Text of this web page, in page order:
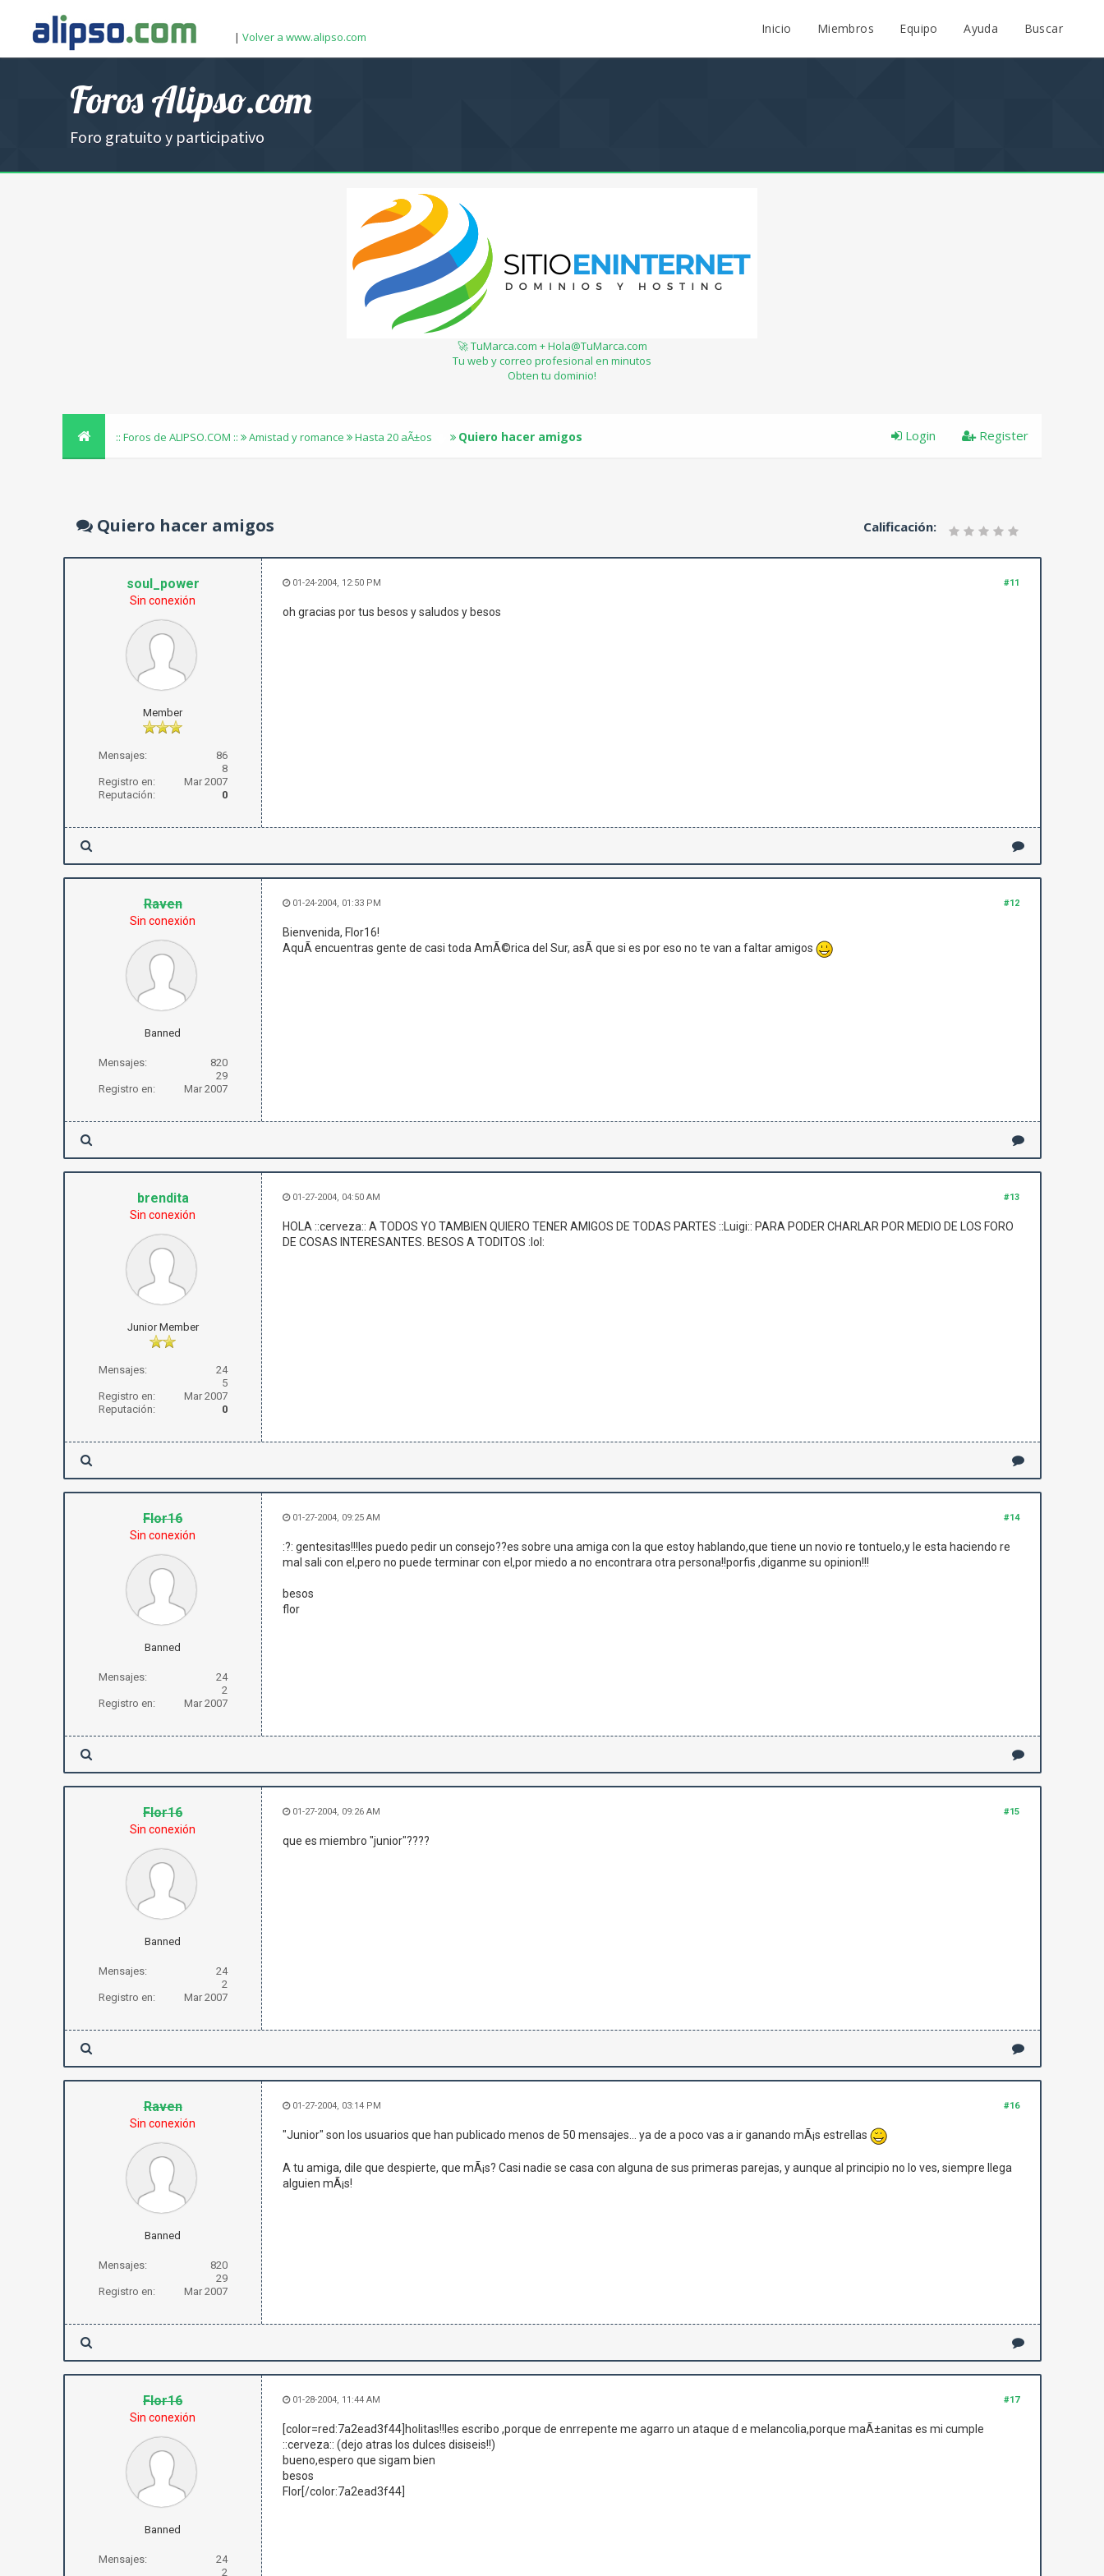
| Volver a www.alipso.com
Inicio Miembros Equipo Ayuda Buscar
Foros Alipso.com
Foro gratuito y participativo
🚀 TuMarca.com + Hola@TuMarca.com
Tu web y correo profesional en minutos
Obten tu dominio!
:: Foros de ALIPSO.COM :: Amistad y romance Hasta 20 aÃ±os Quiero hacer amigos Register
Login
Calificación:
Quiero hacer amigos
soul_power
Sin conexión
Member
Mensajes:
86
8
Registro en:
Mar 2007
Reputación:
0
#11
01-24-2004, 12:50 PM
oh gracias por tus besos y saludos y besos
Raven
Sin conexión
Banned
Mensajes:
820
29
Registro en:
Mar 2007
#12
01-24-2004, 01:33 PM
Bienvenida, Flor16!
AquÃ­ encuentras gente de casi toda AmÃ©rica del Sur, asÃ­ que si es por eso no te van a faltar amigos
brendita
Sin conexión
Junior Member
Mensajes:
24
5
Registro en:
Mar 2007
Reputación:
0
#13
01-27-2004, 04:50 AM
HOLA ::cerveza:: A TODOS YO TAMBIEN QUIERO TENER AMIGOS DE TODAS PARTES ::Luigi:: PARA PODER CHARLAR POR MEDIO DE LOS FORO
DE COSAS INTERESANTES. BESOS A TODITOS :lol:
Flor16
Sin conexión
Banned
Mensajes:
24
2
Registro en:
Mar 2007
#14
01-27-2004, 09:25 AM
:?: gentesitas!!!les puedo pedir un consejo??es sobre una amiga con la que estoy hablando,que tiene un novio re tontuelo,y le esta haciendo re
mal sali con el,pero no puede terminar con el,por miedo a no encontrara otra persona!!porfis ,diganme su opinion!!!
besos
flor
Flor16
Sin conexión
Banned
Mensajes:
24
2
Registro en:
Mar 2007
#15
01-27-2004, 09:26 AM
que es miembro "junior"????
Raven
Sin conexión
Banned
Mensajes:
820
29
Registro en:
Mar 2007
#16
01-27-2004, 03:14 PM
"Junior" son los usuarios que han publicado menos de 50 mensajes... ya de a poco vas a ir ganando mÃ¡s estrellas
A tu amiga, dile que despierte, que mÃ¡s? Casi nadie se casa con alguna de sus primeras parejas, y aunque al principio no lo ves, siempre llega
alguien mÃ¡s!
Flor16
Sin conexión
Banned
Mensajes:
24
2
#17
01-28-2004, 11:44 AM
[color=red:7a2ead3f44]holitas!!les escribo ,porque de enrrepente me agarro un ataque d e melancolia,porque maÃ±anitas es mi cumple
::cerveza:: (dejo atras los dulces disiseis!!)
bueno,espero que sigam bien
besos
Flor[/color:7a2ead3f44]